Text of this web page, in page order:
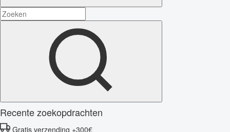
Recente zoekopdrachten
Gratis verzending +300€